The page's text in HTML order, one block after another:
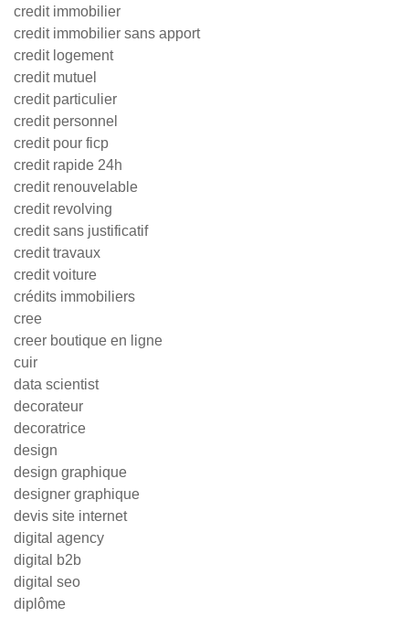
credit immobilier
credit immobilier sans apport
credit logement
credit mutuel
credit particulier
credit personnel
credit pour ficp
credit rapide 24h
credit renouvelable
credit revolving
credit sans justificatif
credit travaux
credit voiture
crédits immobiliers
cree
creer boutique en ligne
cuir
data scientist
decorateur
decoratrice
design
design graphique
designer graphique
devis site internet
digital agency
digital b2b
digital seo
diplôme